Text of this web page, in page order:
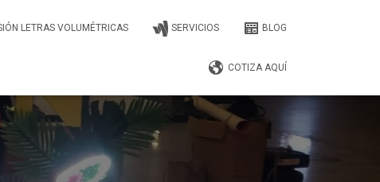
LETRAS VOLUMÉTRICAS SERVICIOS BLOG
COTIZA AQUÍ